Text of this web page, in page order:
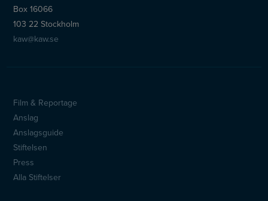
Box 16066
103 22 Stockholm
kaw@kaw.se
Sidfotsmeny
Film & Reportage
Anslag
Anslagsguide
Stiftelsen
Press
Alla Stiftelser